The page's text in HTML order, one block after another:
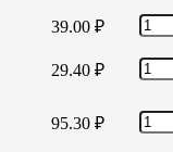
39.00 ₽
29.40 ₽
95.30 ₽